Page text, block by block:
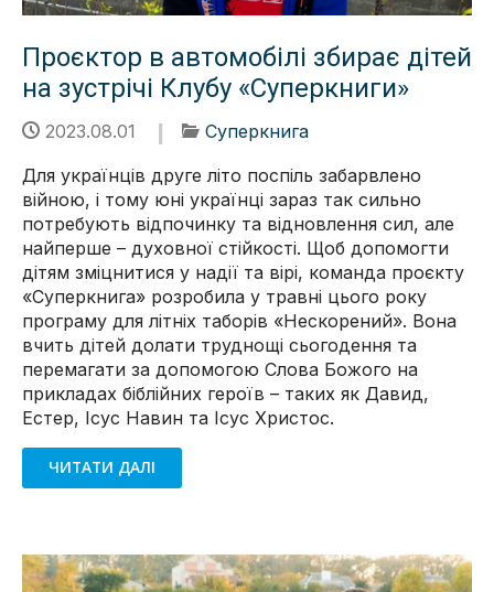
Проєктор в автомобілі збирає дітей
на зустрічі Клубу «Суперкниги»
2023.08.01
Суперкнига
Для українців друге літо поспіль забарвлено
війною, і тому юні українці зараз так сильно
потребують відпочинку та відновлення сил, але
найперше – духовної стійкості. Щоб допомогти
дітям зміцнитися у надії та вірі, команда проєкту
«Суперкнига» розробила у травні цього року
програму для літніх таборів «Нескорений». Вона
вчить дітей долати труднощі сьогодення та
перемагати за допомогою Слова Божого на
прикладах біблійних героїв – таких як Давид,
Естер, Ісус Навин та Ісус Христос.
ЧИТАТИ ДАЛІ